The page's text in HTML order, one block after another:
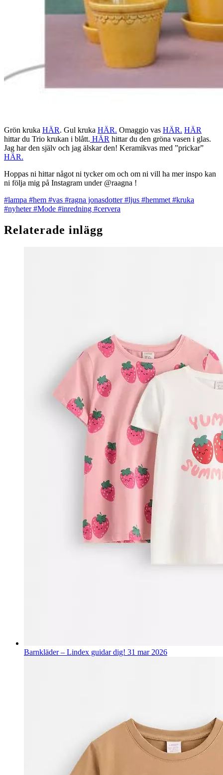
Grön kruka HÄR. Gul kruka HÄR. Omaggio vas HÄR. HÄR
hittar du Trio krukan i blått. HÄR hittar du den gröna vasen i glas.
Jag har den själv och jag älskar den! Keramikvas med ”prickar”
HÄR.
Hoppas ni hittar något ni tycker om och om ni vill ha mer inspo kan
ni följa mig på Instagram under @raagna !
#lampa #hem #vas #ragna jonasdotter#ljus #hemmet #kruka
#nyheter#Mode #inredning #cervera
Relaterade inlägg
Barnkläder – Lindex guidar dig! 31 mar 2026